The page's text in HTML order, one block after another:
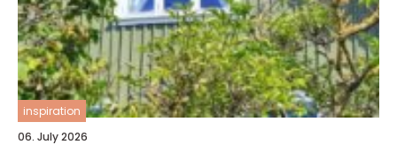
inspiration
06. July 2026